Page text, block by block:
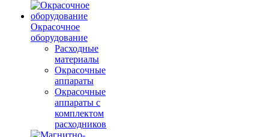
Окрасочное
оборудование
Расходные
материалы
Окрасочные
аппараты
Окрасочные
аппараты с
комплектом
расходников